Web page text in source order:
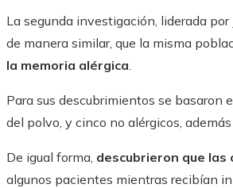
La segunda investigación, liderada
de manera similar, que la misma
la memoria alérgica
Para sus descubrimientos se basaron
del polvo, y cinco no alérgicos,
De igual forma, descubrieron que
algunos pacientes mientras recibían